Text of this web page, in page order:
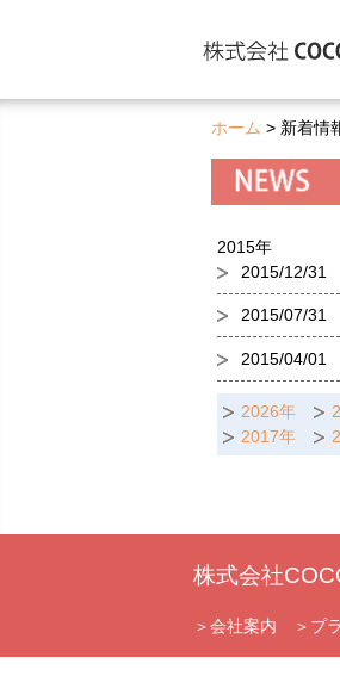
ホーム > 新着情
2015年
2015/12/31
2015/07/31
2015/04/01
2026年
2017年
株式会社
＞会社案内 ＞ プ